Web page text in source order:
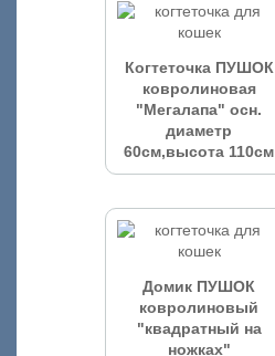
Когтеточка ПУШОК
ковролиновая
"Мегалапа" осн.
диаметр
60см,высота 110см
Домик ПУШОК
ковролиновый
"квадратный на
ножках"